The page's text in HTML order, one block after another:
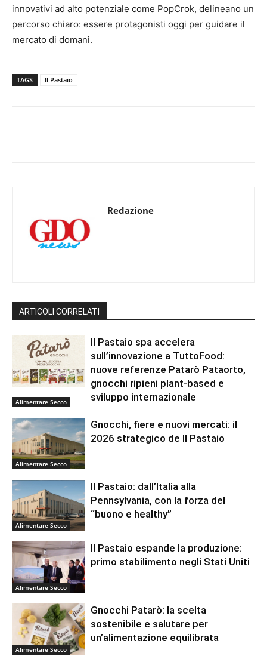
innovativi ad alto potenziale come PopCrok, delineano un
percorso chiaro: essere protagonisti oggi per guidare il
mercato di domani.
TAGS Il Pastaio
Redazione
ARTICOLI CORRELATI
Alimentare Secco
Il Pastaio spa accelera
sull’innovazione a TuttoFood:
nuove referenze Patarò Pataorto,
gnocchi ripieni plant-based e
sviluppo internazionale
Alimentare Secco
Gnocchi, fiere e nuovi mercati: il
2026 strategico de Il Pastaio
Alimentare Secco
Il Pastaio: dall’Italia alla
Pennsylvania, con la forza del
“buono e healthy”
Alimentare Secco
Il Pastaio espande la produzione:
primo stabilimento negli Stati Uniti
Alimentare Secco
Gnocchi Patarò: la scelta
sostenibile e salutare per
un’alimentazione equilibrata